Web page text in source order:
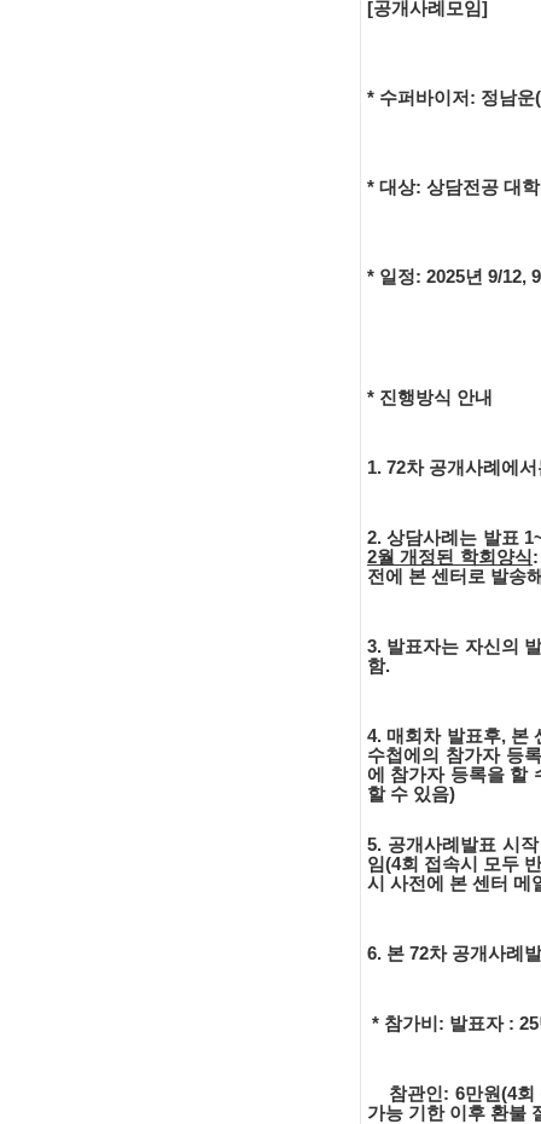
[공개사례모임]
* 수퍼바이저: 정남운
* 대상: 상담전공 대
* 일정: 2025년 9/12,
* 진행방식 안내
1. 72차 공개사례에
2. 상담사례는 발표
2월 개정된 학회양식
전에 본 센터로 발송
3. 발표자는 자신의
함.
4. 매회차 발표후, 본
수첩에의 참가자 등
에 참가자 등록을 할
할 수 있음)
5. 공개사례발표 시
임(4회 접속시 모두
시 사전에 본 센터 메
6. 본 72차 공개사례
* 참가비: 발표자 :
참관인: 6만원(4회
가능 기한 이후 환불